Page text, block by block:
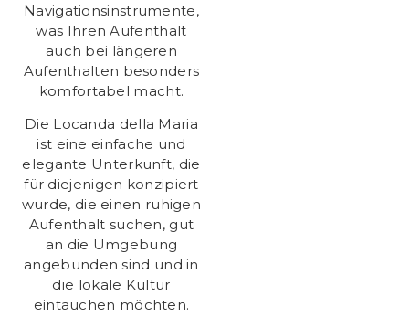
Navigationsinstrumente,
was Ihren Aufenthalt
auch bei längeren
Aufenthalten besonders
komfortabel macht.
Die Locanda della Maria
ist eine einfache und
elegante Unterkunft, die
für diejenigen konzipiert
wurde, die einen ruhigen
Aufenthalt suchen, gut
an die Umgebung
angebunden sind und in
die lokale Kultur
eintauchen möchten.